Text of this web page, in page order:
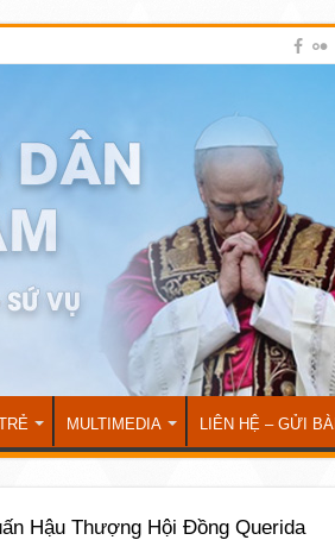
MULTIMEDIA LIÊN HỆ – GỬI BÀI
Hậu Thượng Hội Đồng Querida